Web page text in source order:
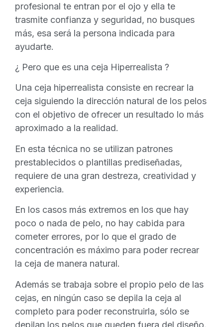
profesional te entran por el ojo y ella te
trasmite confianza y seguridad, no busques
más, esa será la persona indicada para
ayudarte.
¿ Pero que es una ceja Hiperrealista ?
Una ceja hiperrealista consiste en recrear la
ceja siguiendo la dirección natural de los pelos
con el objetivo de ofrecer un resultado lo más
aproximado a la realidad.
En esta técnica no se utilizan patrones
prestablecidos o plantillas prediseñadas,
requiere de una gran destreza, creatividad y
experiencia.
En los casos más extremos en los que hay
poco o nada de pelo, no hay cabida para
cometer errores, por lo que el grado de
concentración es máximo para poder recrear
la ceja de manera natural.
Además se trabaja sobre el propio pelo de las
cejas, en ningún caso se depila la ceja al
completo para poder reconstruirla, sólo se
depilan los pelos que queden fuera del diseño.